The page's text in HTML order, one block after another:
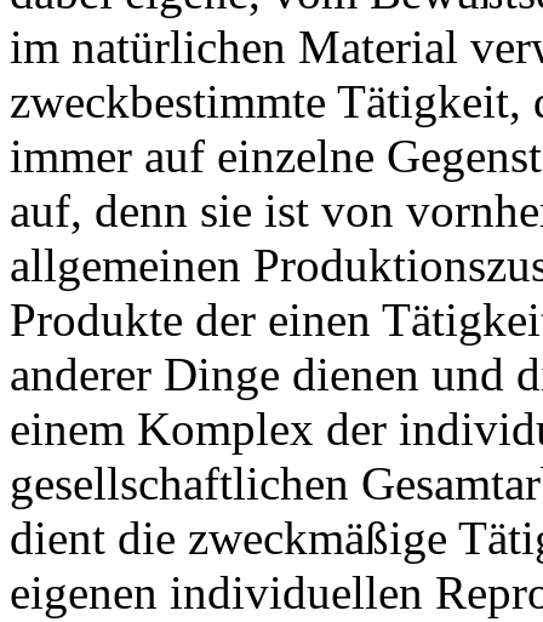
im natürlichen Material
zweckbestimmte Tätigkeit,
immer auf einzelne
auf, denn sie ist von
allgemeinen
Produkte der einen
anderer Dinge dienen und
einem Komplex der
gesellschaftlichen
dient die zweckmäßige
eigenen individuellen